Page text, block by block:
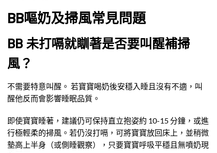
BB嘔奶及掃風常見問題
BB 未打嗝就瞓著是否要叫醒補掃
風？
不需要特意叫醒。 若寶寶喝奶後安穩入睡且沒有不適，叫
醒他反而會影響睡眠品質。
即使寶寶睡著，建議仍可保持直立抱姿約 10-15 分鐘，或進
行極輕柔的掃風。若仍沒打嗝，可將寶寶放回床上，並稍微
墊高上半身（或側睡觀察），只要寶寶呼吸平穩且無噴奶現